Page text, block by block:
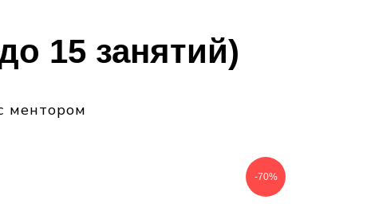
15 занятий)
ментором
-70%